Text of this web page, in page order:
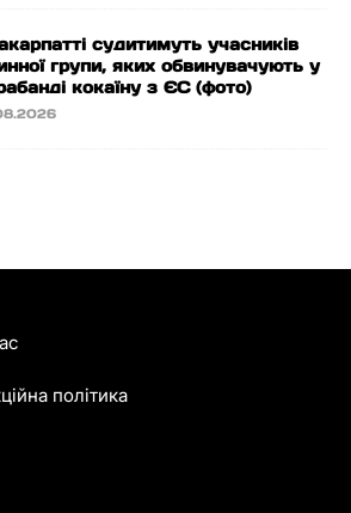
судитимуть учасників
групи, яких обвинувачують у
кокаїну з ЄС (фото)
політика